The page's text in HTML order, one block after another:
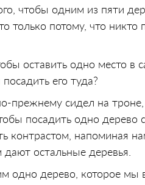
чтобы одним из пяти
только потому, что никто
оставить одно место в
его туда?
прежнему сидел на
посадить одно дерево
контрастом, напоминая
остальные деревья.
одно дерево, которое мы